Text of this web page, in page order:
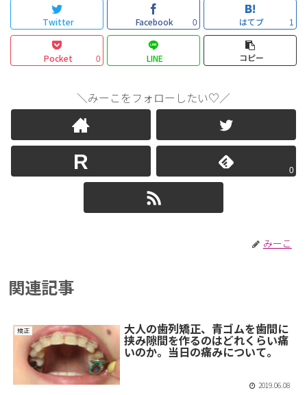
Twitter Facebook 0 はてブ 1
Pocket 0 LINE コピー
＼みーこをフォローしたい♡／
0
みーこ
関連記事
矯正 大人の歯列矯正、青ゴムを歯間に
挟み隙間を作るのはどれくらい痛
いのか。当日の痛みについて。
2019.06.08